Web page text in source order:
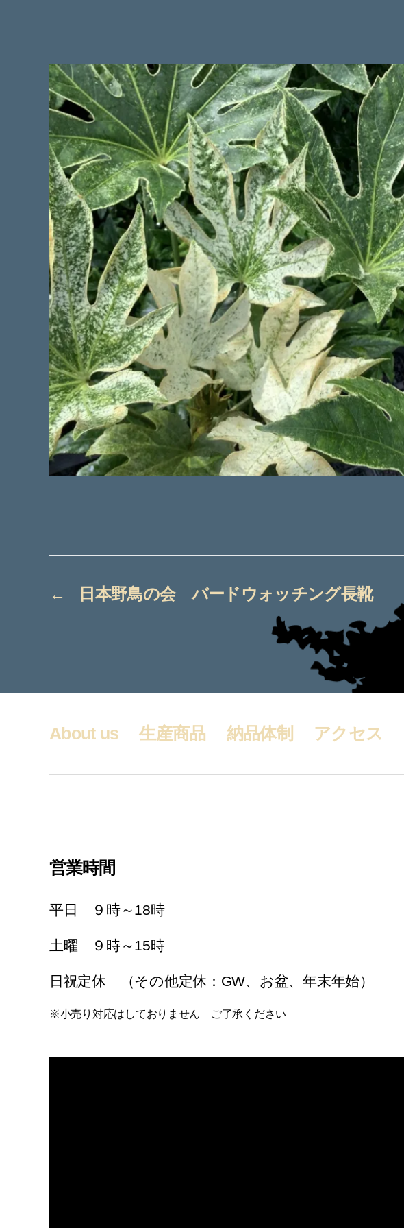
← 日本野鳥の会 バードウォッチング長靴
About us 生産商品 納品体制 アクセス
営業時間
平日 ９時～18時
土曜 ９時～15時
日祝定休 （その他定休：GW、お盆、年末年始）
※小売り対応はしておりません ご了承ください